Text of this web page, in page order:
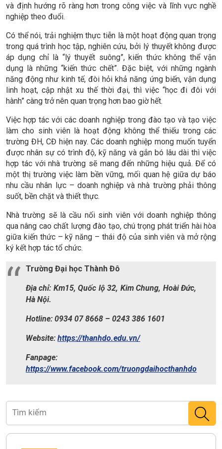
và định hướng rõ ràng hơn trong công việc và lĩnh vực nghề
nghiệp theo đuổi.
Có thể nói, trải nghiệm thực tiễn là một hoạt động quan trọng
trong quá trình học tập, nghiên cứu, bởi lý thuyết không được
áp dụng chỉ là “lý thuyết suông”, kiến thức không thể vận
dụng là những “kiến thức chết”. Đặc biệt, với những ngành
năng động như kinh tế, đòi hỏi khả năng ứng biến, vận dụng
linh hoạt, cập nhật xu thế thời đại, thì việc “học đi đôi với
hành” càng trở nên quan trọng hơn bao giờ hết.
Việc hợp tác với các doanh nghiệp trong đào tạo và tạo việc
làm cho sinh viên là hoạt động không thể thiếu trong các
trường ĐH, CĐ hiện nay. Các doanh nghiệp mong muốn tuyển
được nhân sự có trình độ, kỹ năng và gắn bó lâu dài thì việc
hợp tác với nhà trường sẽ mang đến những hiệu quả. Để có
một thị trường việc làm bền vững, mối quan hệ giữa dự báo
nhu cầu nhân lực – doanh nghiệp và nhà trường phải thông
suốt, bền chặt và thiết thực.
Nhà trường sẽ là cầu nối sinh viên với doanh nghiệp thông
qua nâng cao chất lượng đào tạo, chú trọng phát triển hài hòa
giữa kiến thức – kỹ năng – thái độ của sinh viên và mở rộng
ký kết hợp tác tổ chức.
Trường Đại học Thành Đô
Địa chỉ: Km15, Quốc lộ 32, Kim Chung, Hoài Đức,
Hà Nội.
Hotline: 0934 07 8668 – 0243 386 1601
Website: https://thanhdo.edu.vn/
Fanpage:
https://www.facebook.com/truongdaihocthanhdo